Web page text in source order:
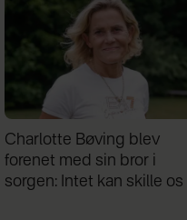
Charlotte Bøving blev
forenet med sin bror i
sorgen: Intet kan skille os